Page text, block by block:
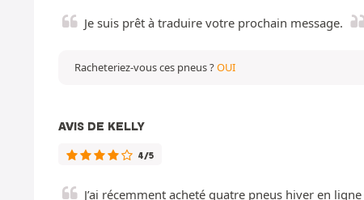
Je suis prêt à traduire votre prochain message.
Racheteriez-vous ces pneus ?OUI
AVIS DE KELLY
4/5
J’ai récemment acheté quatre pneus hiver en